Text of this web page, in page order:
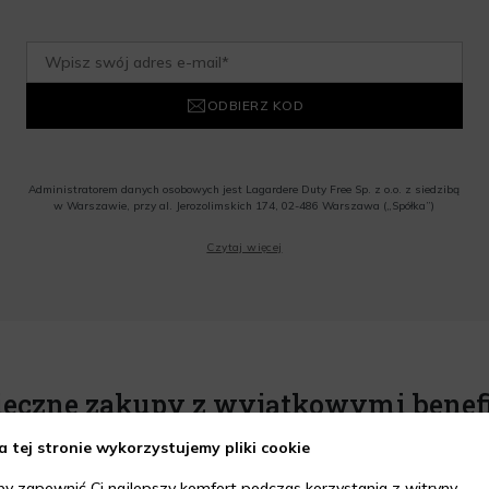
ODBIERZ KOD
Administratorem danych osobowych jest Lagardere Duty Free Sp. z o.o. z siedzibą
w Warszawie, przy al. Jerozolimskich 174, 02-486 Warszawa („Spółka”)
o.o. informacji handlowych, w tym newslettera, informacji o promocjach i
Czytaj więcej
zakupy z wyjątkowymi
tej stronie wykorzystujemy pliki cookie